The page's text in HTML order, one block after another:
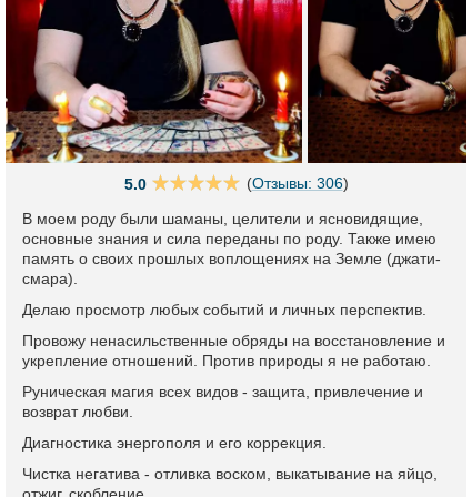
5.0 (Отзывы: 306)
В моем роду были шаманы, целители и ясновидящие,
основные знания и сила переданы по роду. Также имею
память о своих прошлых воплощениях на Земле (джати-
смара).
Делаю просмотр любых событий и личных перспектив.
Провожу ненасильственные обряды на восстановление и
укрепление отношений. Против природы я не работаю.
Руническая магия всех видов - защита, привлечение и
возврат любви.
Диагностика энергополя и его коррекция.
Чистка негатива - отливка воском, выкатывание на яйцо,